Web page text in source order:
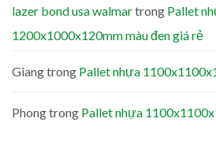
lazer bond usa walmartrong Pallet
1200x1000x120mm màu đen giá rẻ
Giangtrong Pallet nhựa
Phongtrong Pallet nhựa